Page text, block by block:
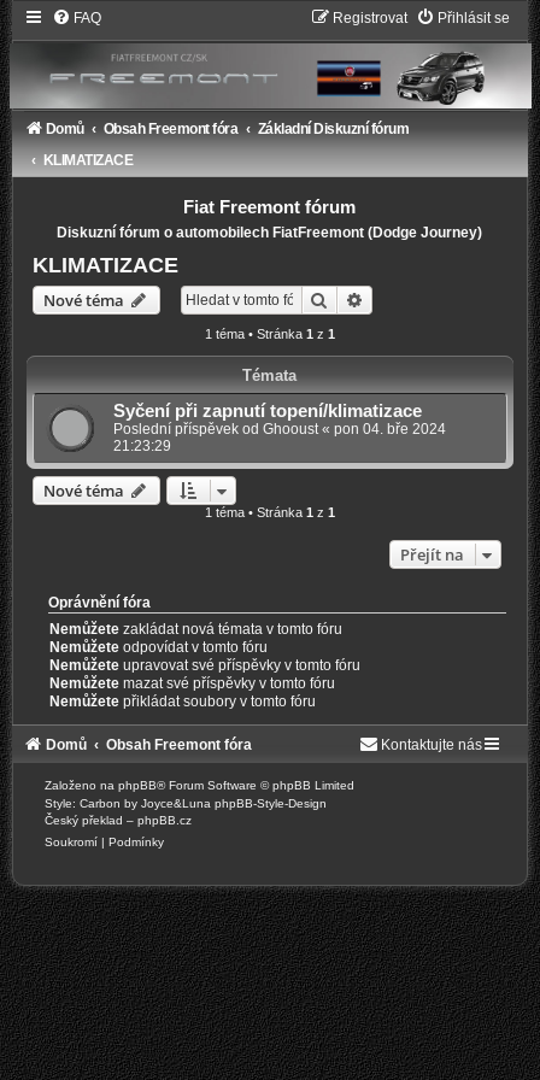
FAQ Přihlásit se
Registrovat
Domů Obsah Freemont fóra
Základní Diskuzní fórum
KLIMATIZACE
Fiat Freemont fórum
Diskuzní fórum o automobilech FiatFreemont (Dodge Journey)
KLIMATIZACE
Nové téma Hledat
1 téma • Stránka 1 z 1
Témata
Syčení při zapnutí topení/klimatizace
Poslední příspěvek od Ghooust« pon 04. bře 2024
21:23:29
Nové téma
1 téma • Stránka 1 z 1
Přejít na
Oprávnění fóra
Nemůžete zakládat nová témata v tomto fóru
Nemůžete odpovídat v tomto fóru
Nemůžete upravovat své příspěvky v tomto fóru
Nemůžete mazat své příspěvky v tomto fóru
Nemůžete přikládat soubory v tomto fóru
Domů Obsah Freemont fóra Kontaktujte nás
Založeno na phpBB® Forum Software © phpBB Limited
Style: Carbon by Joyce&Luna phpBB-Style-Design
Český překlad – phpBB.cz
Soukromí | Podmínky